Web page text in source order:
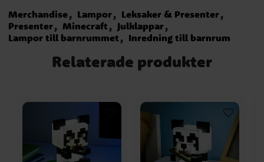
Merchandise Lampor
Leksaker & Presenter
Presenter
Minecraft
Julklappar
Lampor till barnrummet
Inredning till barnrum
Relaterade produkter